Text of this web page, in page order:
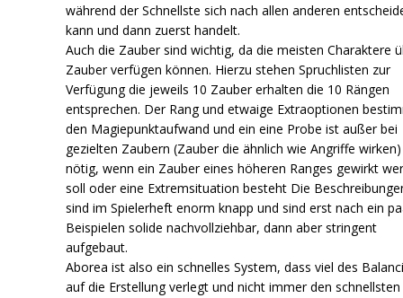
während der Schnellste sich nach allen anderen
kann und dann zuerst handelt.
Auch die Zauber sind wichtig, da die meisten Charaktere
Zauber verfügen können. Hierzu stehen Spruchlisten zur
Verfügung die jeweils 10 Zauber erhalten die 10 Rängen
entsprechen. Der Rang und etwaige Extraoptionen
den Magiepunktaufwand und ein eine Probe ist außer bei
gezielten Zaubern (Zauber die ähnlich wie Angriffe
nötig, wenn ein Zauber eines höheren Ranges gewirkt
soll oder eine Extremsituation besteht Die
sind im Spielerheft enorm knapp und sind erst nach ein
Beispielen solide nachvollziehbar, dann aber stringent
aufgebaut.
Aborea ist also ein schnelles System, dass viel des
auf die Erstellung verlegt und nicht immer den schnellsten